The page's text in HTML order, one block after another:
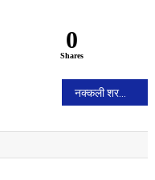
0
Shares
नक्कली शरणार्थी प्रकरण : १६ जनालाई नै सुन्धारा कारागार पठाइने